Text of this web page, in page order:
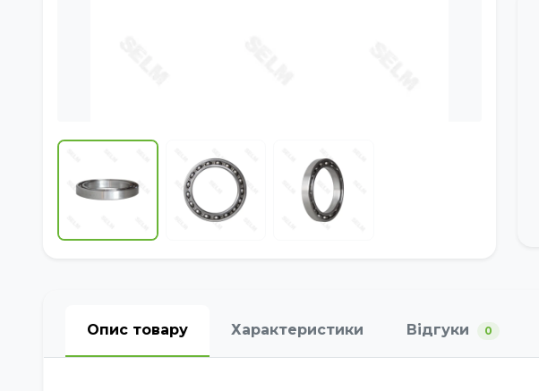
Опис товару Характеристики Відгуки 0